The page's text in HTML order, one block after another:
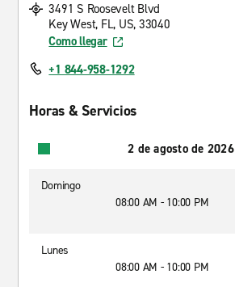
3491 S Roosevelt Blvd
Key West, FL, US, 33040
Como llegar
+1 844-958-1292
Horas & Servicios
2 de agosto de 2026
Domingo
08:00 AM - 10:00 PM
Lunes
08:00 AM - 10:00 PM